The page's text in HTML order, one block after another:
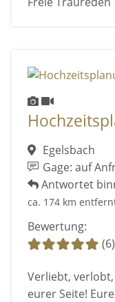
Egelsbach
Gage: auf
Antwortet
ca. 174 km
Bewertung:
(6)
Verliebt,
eurer Seite!